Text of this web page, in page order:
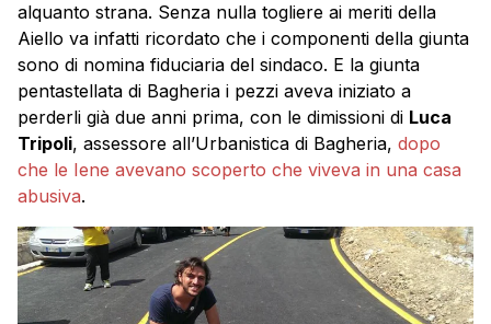
alquanto strana. Senza nulla togliere ai meriti della
Aiello va infatti ricordato che i componenti della giunta
sono di nomina fiduciaria del sindaco. E la giunta
pentastellata di Bagheria i pezzi aveva iniziato a
perderli già due anni prima, con le dimissioni di Luca
Tripoli, assessore all’Urbanistica di Bagheria, dopo
che le Iene avevano scoperto che viveva in una casa
abusiva.